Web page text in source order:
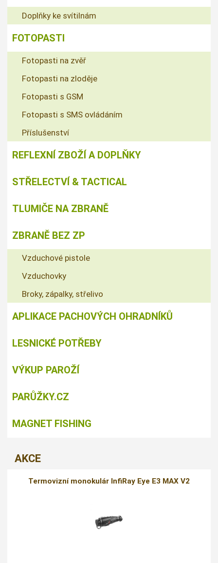
Doplňky ke svítilnám
FOTOPASTI
Fotopasti na zvěř
Fotopasti na zloděje
Fotopasti s GSM
Fotopasti s SMS ovládáním
Příslušenství
REFLEXNÍ ZBOŽÍ A DOPLŇKY
STŘELECTVÍ & TACTICAL
TLUMIČE NA ZBRANĚ
ZBRANĚ BEZ ZP
Vzduchové pistole
Vzduchovky
Broky, zápalky, střelivo
APLIKACE PACHOVÝCH OHRADNÍKŮ
LESNICKÉ POTŘEBY
VÝKUP PAROŽÍ
PARŮŽKY.CZ
MAGNET FISHING
AKCE
Termovizní monokulár InfiRay Eye E3 MAX V2